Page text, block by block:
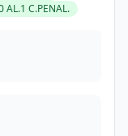
AL.1 C.PENAL.